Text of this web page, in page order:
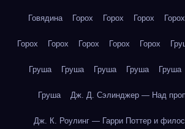
Говядина Горох Горох Горох Горох
Горох Горох Горох Горох Горох
Груша Груша Груша Груша Груша
Груша Дж. Д. Сэлинджер — Над
Дж. К. Роулинг — Гарри Поттер и